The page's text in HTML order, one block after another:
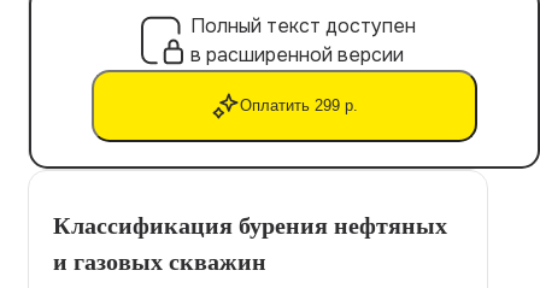
Полный текст доступен
в расширенной версии
Оплатить 299 р.
Классификация бурения нефтяных
и газовых скважин